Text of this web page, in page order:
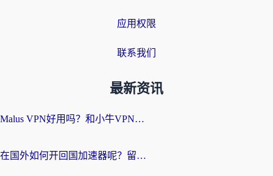
应用权限
联系我们
最新资讯
Malus VPN好用吗？和小牛VPN对比哪个回国效果更好？海外党亲测实用指南
在国外如何开回国加速器呢？留学生亲测的无缝访问国内资源指南